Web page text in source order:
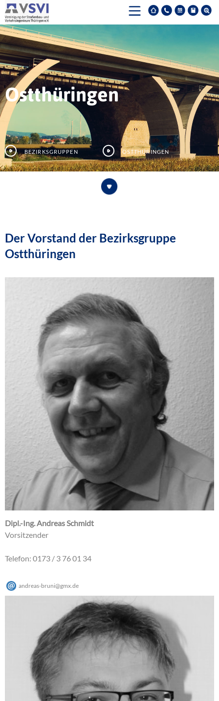
Ostthüringen
Bezirksgruppen Ostthüringen
Der Vorstand der Bezirksgruppe
Ostthüringen
Dipl.-Ing. Andreas Schmidt
Vorsitzender
Telefon: 0173 / 3 76 01 34
andreas-bruni@gmx de